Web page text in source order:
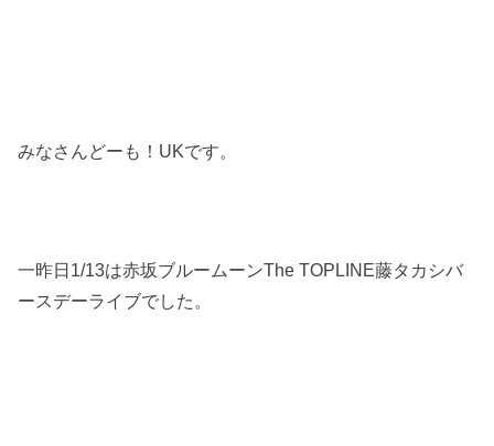
みなさんどーも！UKです。
一昨日1/13は赤坂ブルームーンThe TOPLINE藤タカシバ
ースデーライブでした。